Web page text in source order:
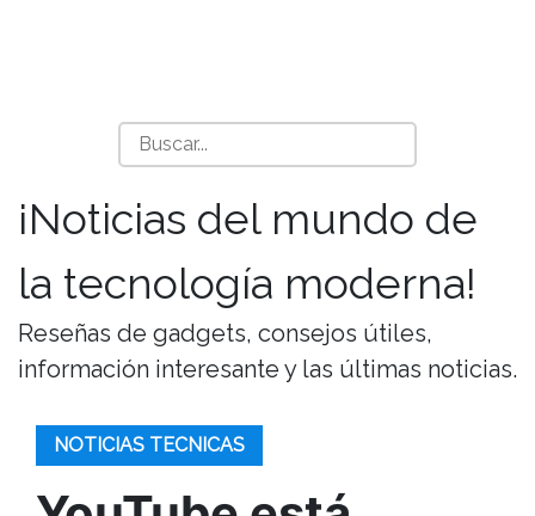
¡Noticias del mundo de
la tecnología moderna!
Reseñas de gadgets, consejos útiles,
información interesante y las últimas noticias.
NOTICIAS TECNICAS